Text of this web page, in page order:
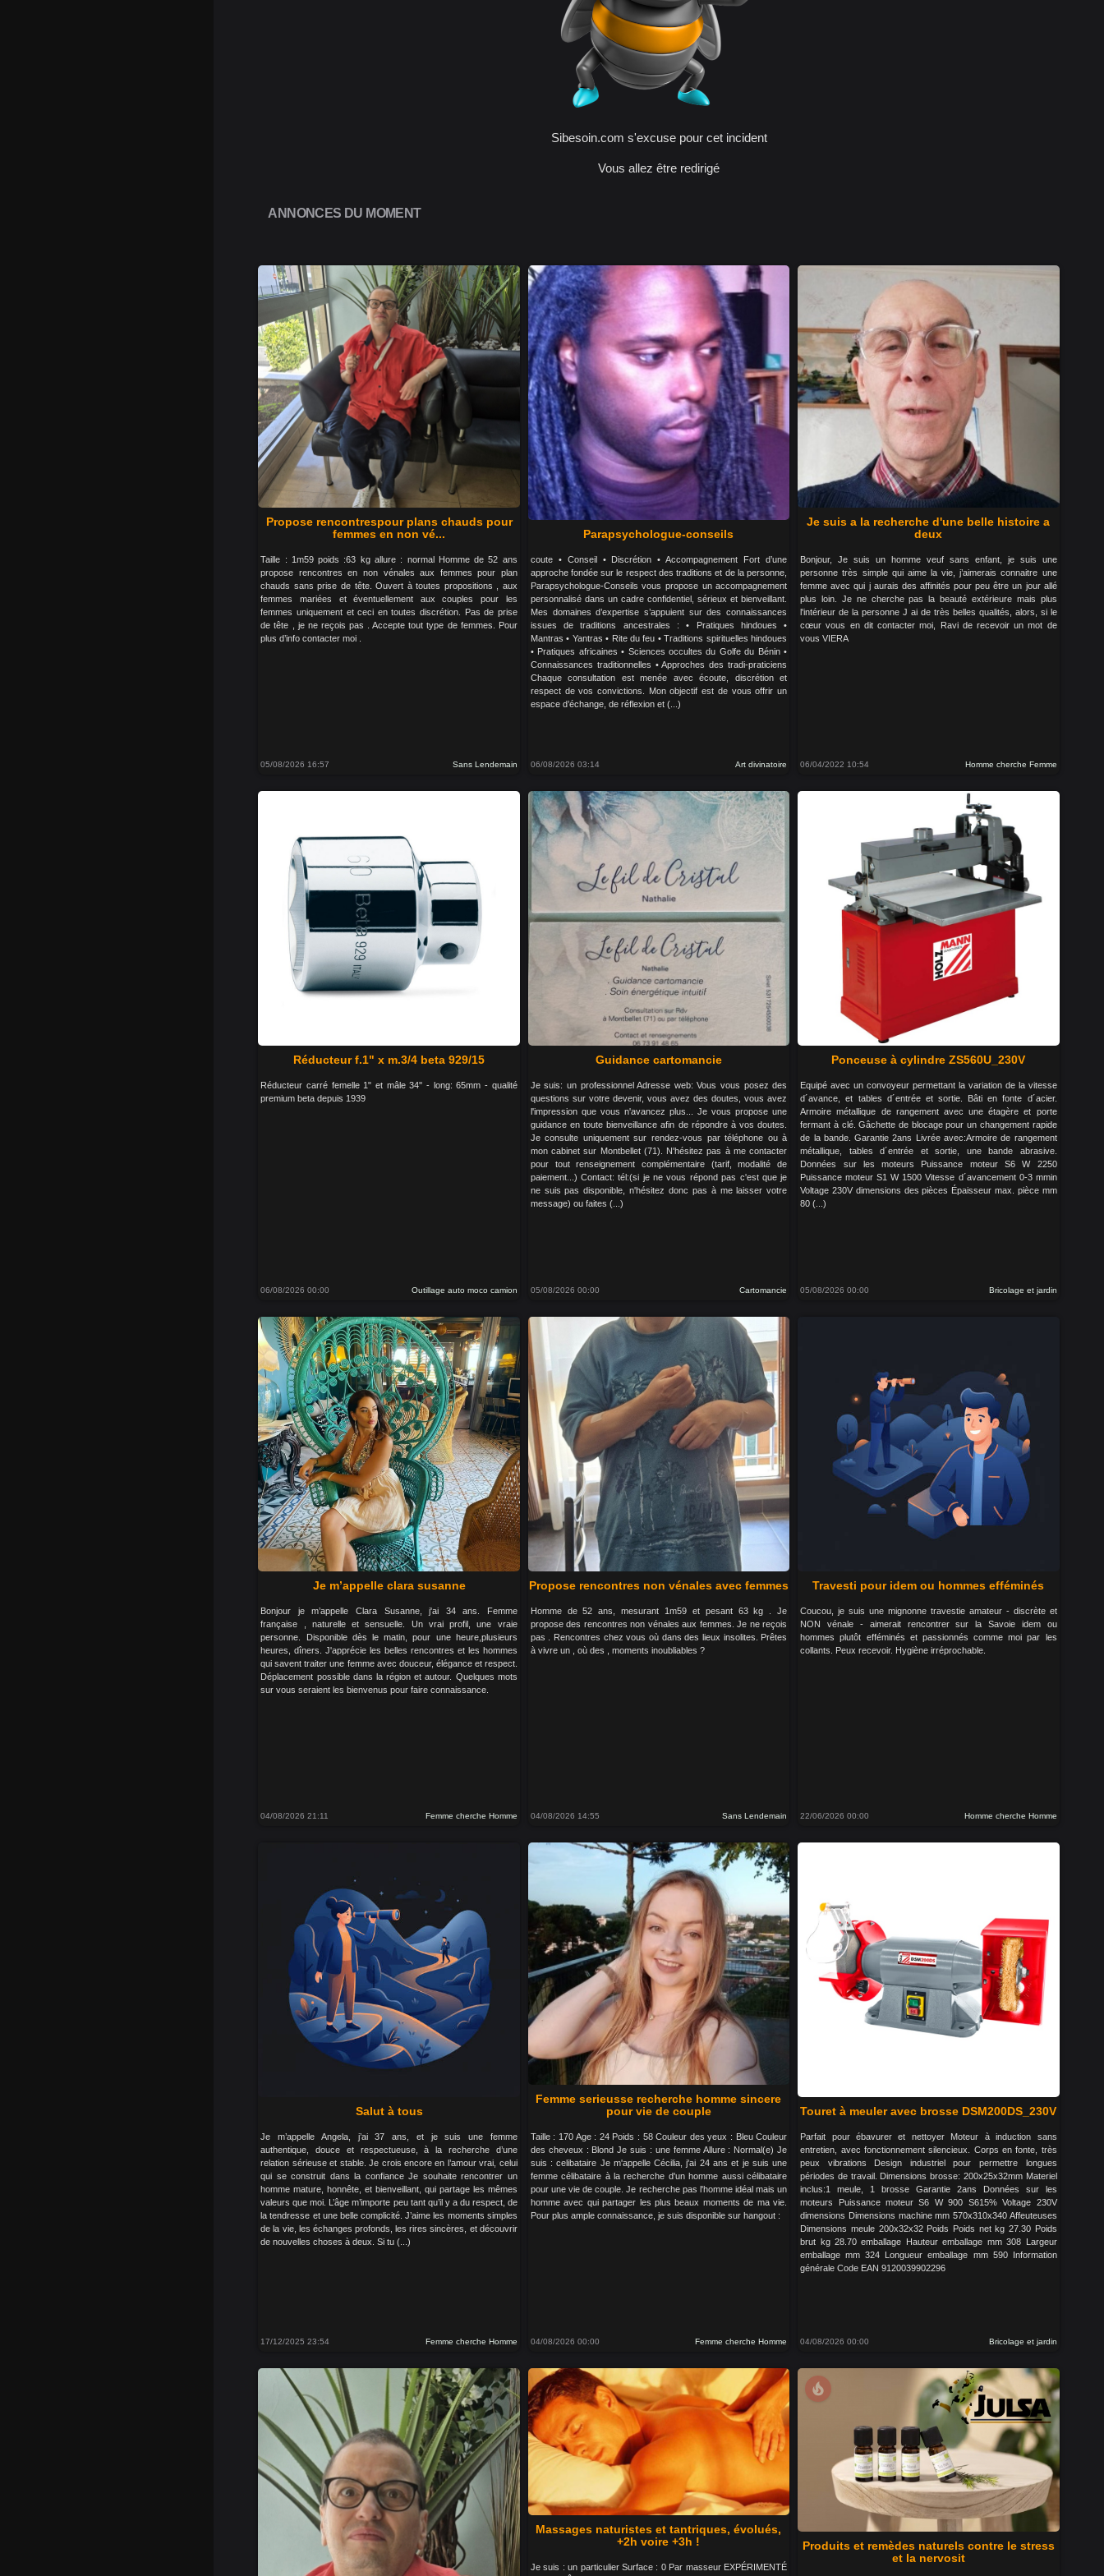
Sibesoin.com s'excuse pour cet incident
Vous allez être redirigé
ANNONCES DU MOMENT
Propose rencontrespour plans chauds pour
femmes en non vé...
Taille : 1m59 poids :63 kg allure : normal Homme de 52 ans
propose rencontres en non vénales aux femmes pour plan
chauds sans prise de tête. Ouvert à toutes propositions , aux
femmes mariées et éventuellement aux couples pour les
femmes uniquement et ceci en toutes discrétion. Pas de prise
de tête , je ne reçois pas . Accepte tout type de femmes. Pour
plus d’info contacter moi .
05/08/2026 16:57 Sans Lendemain
Parapsychologue-conseils
coute • Conseil • Discrétion • Accompagnement Fort d’une
approche fondée sur le respect des traditions et de la personne,
Parapsychologue-Conseils vous propose un accompagnement
personnalisé dans un cadre confidentiel, sérieux et bienveillant.
Mes domaines d’expertise s’appuient sur des connaissances
issues de traditions ancestrales : • Pratiques hindoues •
Mantras • Yantras • Rite du feu • Traditions spirituelles hindoues
• Pratiques africaines • Sciences occultes du Golfe du Bénin •
Connaissances traditionnelles • Approches des tradi-praticiens
Chaque consultation est menée avec écoute, discrétion et
respect de vos convictions. Mon objectif est de vous offrir un
espace d’échange, de réflexion et (...)
06/08/2026 03:14 Art divinatoire
Je suis a la recherche d'une belle histoire a
deux
Bonjour, Je suis un homme veuf sans enfant, je suis une
personne très simple qui aime la vie, j’aimerais connaitre une
femme avec qui j aurais des affinités pour peu être un jour allé
plus loin. Je ne cherche pas la beauté extérieure mais plus
l'intérieur de la personne J ai de très belles qualités, alors, si le
cœur vous en dit contacter moi, Ravi de recevoir un mot de
vous VIERA
06/04/2022 10:54 Homme cherche Femme
Réducteur f.1" x m.3/4 beta 929/15
Réducteur carré femelle 1" et mâle 34'' - long: 65mm - qualité
premium beta depuis 1939
06/08/2026 00:00 Outillage auto moco camion
Guidance cartomancie
Je suis: un professionnel Adresse web: Vous vous posez des
questions sur votre devenir, vous avez des doutes, vous avez
l'impression que vous n'avancez plus... Je vous propose une
guidance en toute bienveillance afin de répondre à vos doutes.
Je consulte uniquement sur rendez-vous par téléphone ou à
mon cabinet sur Montbellet (71). N'hésitez pas à me contacter
pour tout renseignement complémentaire (tarif, modalité de
paiement...) Contact: tél:(si je ne vous répond pas c'est que je
ne suis pas disponible, n'hésitez donc pas à me laisser votre
message) ou faites (...)
05/08/2026 00:00 Cartomancie
Ponceuse à cylindre ZS560U_230V
Equipé avec un convoyeur permettant la variation de la vitesse
d´avance, et tables d´entrée et sortie. Bâti en fonte d´acier.
Armoire métallique de rangement avec une étagère et porte
fermant à clé. Gâchette de blocage pour un changement rapide
de la bande. Garantie 2ans Livrée avec:Armoire de rangement
métallique, tables d´entrée et sortie, une bande abrasive.
Données sur les moteurs Puissance moteur S6 W 2250
Puissance moteur S1 W 1500 Vitesse d´avancement 0-3 mmin
Voltage 230V dimensions des pièces Épaisseur max. pièce mm
80 (...)
05/08/2026 00:00 Bricolage et jardin
Je m’appelle clara susanne
Bonjour je m’appelle Clara Susanne, j'ai 34 ans. Femme
française , naturelle et sensuelle. Un vrai profil, une vraie
personne. Disponible dès le matin, pour une heure,plusieurs
heures, dîners. J'apprécie les belles rencontres et les hommes
qui savent traiter une femme avec douceur, élégance et respect.
Déplacement possible dans la région et autour. Quelques mots
sur vous seraient les bienvenus pour faire connaissance.
04/08/2026 21:11 Femme cherche Homme
Propose rencontres non vénales avec femmes
Homme de 52 ans, mesurant 1m59 et pesant 63 kg . Je
propose des rencontres non vénales aux femmes. Je ne reçois
pas . Rencontres chez vous où dans des lieux insolites. Prêtes
à vivre un , où des , moments inoubliables ?
04/08/2026 14:55 Sans Lendemain
Travesti pour idem ou hommes efféminés
Coucou, je suis une mignonne travestie amateur - discrète et
NON vénale - aimerait rencontrer sur la Savoie idem ou
hommes plutôt efféminés et passionnés comme moi par les
collants. Peux recevoir. Hygiène irréprochable.
22/06/2026 00:00 Homme cherche Homme
Salut à tous
Je m’appelle Angela, j’ai 37 ans, et je suis une femme
authentique, douce et respectueuse, à la recherche d’une
relation sérieuse et stable. Je crois encore en l’amour vrai, celui
qui se construit dans la confiance Je souhaite rencontrer un
homme mature, honnête, et bienveillant, qui partage les mêmes
valeurs que moi. L’âge m’importe peu tant qu’il y a du respect, de
la tendresse et une belle complicité. J’aime les moments simples
de la vie, les échanges profonds, les rires sincères, et découvrir
de nouvelles choses à deux. Si tu (...)
17/12/2025 23:54 Femme cherche Homme
Femme serieusse recherche homme sincere
pour vie de couple
Taille : 170 Age : 24 Poids : 58 Couleur des yeux : Bleu Couleur
des cheveux : Blond Je suis : une femme Allure : Normal(e) Je
suis : celibataire Je m'appelle Cécilia, j'ai 24 ans et je suis une
femme célibataire à la recherche d'un homme aussi célibataire
pour une vie de couple. Je recherche pas l'homme idéal mais un
homme avec qui partager les plus beaux moments de ma vie.
Pour plus ample connaissance, je suis disponible sur hangout :
04/08/2026 00:00 Femme cherche Homme
Touret à meuler avec brosse DSM200DS_230V
Parfait pour ébavurer et nettoyer Moteur à induction sans
entretien, avec fonctionnement silencieux. Corps en fonte, très
peux vibrations Design industriel pour permettre longues
périodes de travail. Dimensions brosse: 200x25x32mm Materiel
inclus:1 meule, 1 brosse Garantie 2ans Données sur les
moteurs Puissance moteur S6 W 900 S615% Voltage 230V
dimensions Dimensions machine mm 570x310x340 Affeuteuses
Dimensions meule 200x32x32 Poids Poids net kg 27.30 Poids
brut kg 28.70 emballage Hauteur emballage mm 308 Largeur
emballage mm 324 Longueur emballage mm 590 Information
générale Code EAN 9120039902296
04/08/2026 00:00 Bricolage et jardin
Massages naturistes et tantriques, évolués,
+2h voire +3h !
Je suis : un particulier Surface : 0 Par masseur EXPÉRIMENTÉ
local_fire_department
Produits et remèdes naturels contre le stress
et la nervosit